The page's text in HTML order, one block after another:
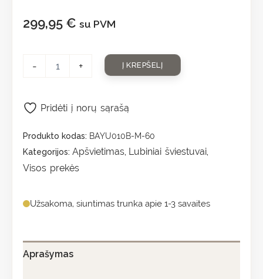
299,95 € su PVM
- + Į KREPŠELĮ
Produkto kodas: BAYU010B-M-60
Kategorijos: Apšvietimas, Lubiniai šviestuvai,
Visos prekės
Užsakoma, siuntimas trunka apie 1-3 savaites
Pridėti į norų sąrašą
Aprašymas